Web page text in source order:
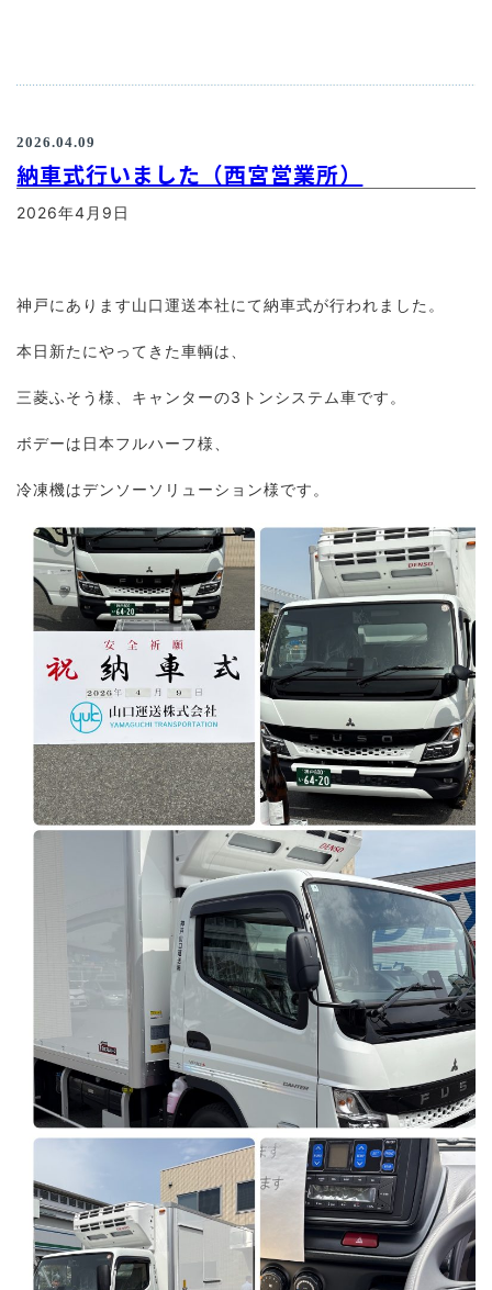
2026.04.09
納車式行いました（西宮営業所）
2026年4月9日
神戸にあります山口運送本社にて納車式が行われました。
本日新たにやってきた車輌は、
三菱ふそう様、キャンターの3トンシステム車です。
ボデーは日本フルハーフ様、
冷凍機はデンソーソリューション様です。